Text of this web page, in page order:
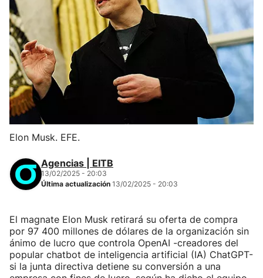
Elon Musk. EFE.
Agencias | EITB
13/02/2025 - 20:03
Última actualización 13/02/2025 - 20:03
El magnate Elon Musk retirará su oferta de compra
por 97 400 millones de dólares de la organización sin
ánimo de lucro que controla OpenAI -creadores del
popular chatbot de inteligencia artificial (IA) ChatGPT-
si la junta directiva detiene su conversión a una